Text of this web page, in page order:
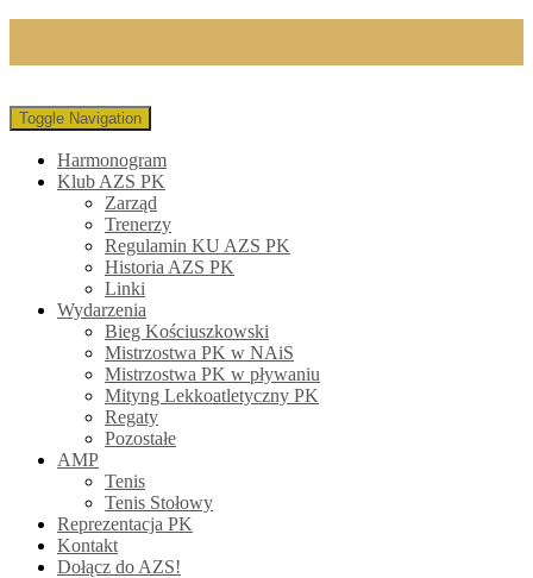
Toggle Navigation
Harmonogram
Klub AZS PK
Zarząd
Trenerzy
Regulamin KU AZS PK
Historia AZS PK
Linki
Wydarzenia
Bieg Kościuszkowski
Mistrzostwa PK w NAiS
Mistrzostwa PK w pływaniu
Mityng Lekkoatletyczny PK
Regaty
Pozostałe
AMP
Tenis
Tenis Stołowy
Reprezentacja PK
Kontakt
Dołącz do AZS!